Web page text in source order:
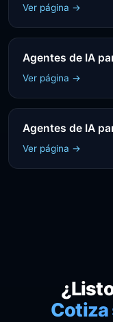
Ver página →
Agentes de IA
Ver página →
Agentes de IA
Ver página →
Cotiza